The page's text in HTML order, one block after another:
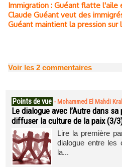
Immigration : Guéant flatte l'aile
Claude Guéant veut des
Guéant maintient la pression sur
Voir les 2 commentaires
Points de vue - Mohammed El Mahdi
Le dialogue avec l’Autre dans
diffuser la culture de la paix (3/
Lire la première
dialogue entre les
la...